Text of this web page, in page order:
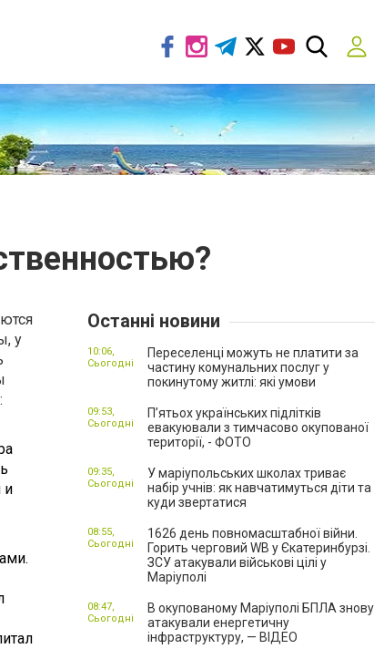
у
и
Останні новини
Переселенці можуть не платити за
частину комунальних послуг у
покинутому житлі: які умови
10:06,
Сьогодні
П’ятьох українських підлітків
евакуювали з тимчасово окупованої
території, - ФОТО
09:53,
Сьогодні
У маріупольських школах триває
набір учнів: як навчатимуться діти та
куди звертатися
09:35,
Сьогодні
1626 день повномасштабної війни.
Горить черговий WB у Єкатеринбурзі.
ЗСУ атакували військові цілі у
Маріуполі
08:55,
Сьогодні
В окупованому Маріуполі БПЛА знову
атакували енергетичну
інфраструктуру, — ВІДЕО
08:47,
Сьогодні